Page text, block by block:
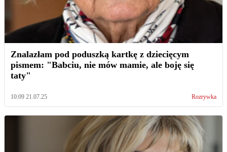
Znalazłam pod poduszką kartkę z dziecięcym
pismem: "Babciu, nie mów mamie, ale boję się
taty"
10:09 21.07.25 Rozrywka